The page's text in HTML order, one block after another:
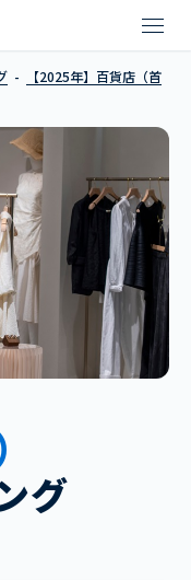
【2025年】百貨店（首
グ